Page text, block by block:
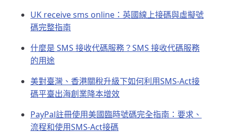
UK receive sms online：英國線上接碼與虛擬號
碼完整指南
什麼是 SMS 接收代碼服務？SMS 接收代碼服務
的用途
美對臺灣、香港關稅升級下如何利用SMS-Act接
碼平臺出海創業降本增效
PayPal註冊使用美國臨時號碼完全指南：要求、
流程和使用SMS-Act接碼